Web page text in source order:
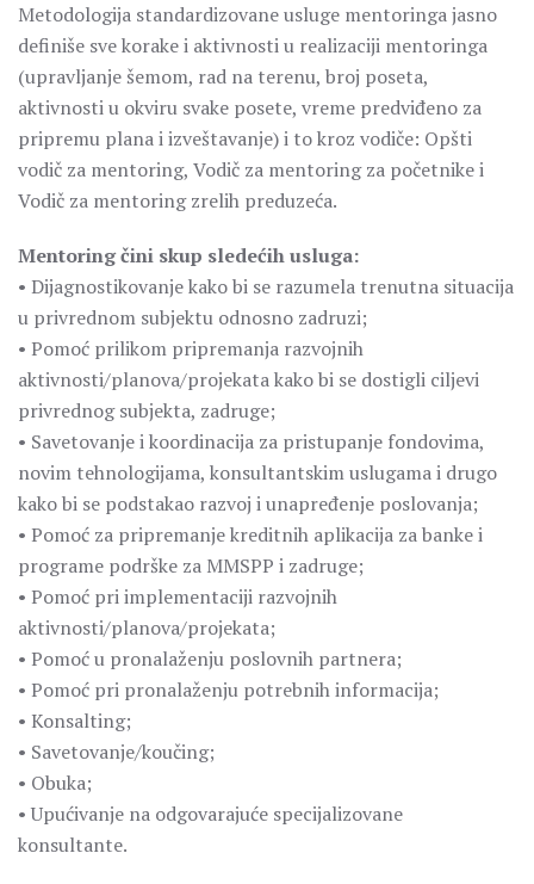
Metodologija standardizovane usluge mentoringa jasno
definiše sve korake i aktivnosti u realizaciji mentoringa
(upravljanje šemom, rad na terenu, broj poseta,
aktivnosti u okviru svake posete, vreme predviđeno za
pripremu plana i izveštavanje) i to kroz vodiče: Opšti
vodič za mentoring, Vodič za mentoring za početnike i
Vodič za mentoring zrelih preduzeća.
Mentoring čini skup sledećih usluga:
• Dijagnostikovanje kako bi se razumela trenutna situacija
u privrednom subjektu odnosno zadruzi;
• Pomoć prilikom pripremanja razvojnih
aktivnosti/planova/projekata kako bi se dostigli ciljevi
privrednog subjekta, zadruge;
• Savetovanje i koordinacija za pristupanje fondovima,
novim tehnologijama, konsultantskim uslugama i drugo
kako bi se podstakao razvoj i unapređenje poslovanja;
• Pomoć za pripremanje kreditnih aplikacija za banke i
programe podrške za MMSPP i zadruge;
• Pomoć pri implementaciji razvojnih
aktivnosti/planova/projekata;
• Pomoć u pronalaženju poslovnih partnera;
• Pomoć pri pronalaženju potrebnih informacija;
• Konsalting;
• Savetovanje/koučing;
• Obuka;
• Upućivanje na odgovarajuće specijalizovane
konsultante.